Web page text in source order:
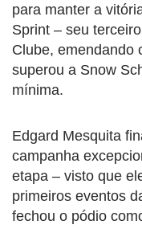
para manter a
Sprint – seu
Clube, emendando
superou a Snow
mínima.
Edgard Mesquita
campanha
etapa – visto que
primeiros eventos
fechou o pódio